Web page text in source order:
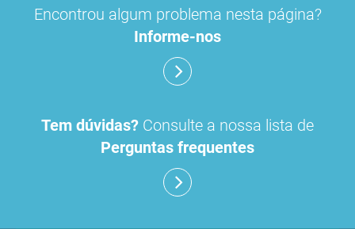
Encontrou algum problema nesta página?
Informe-nos
Tem dúvidas? Consulte a nossa lista de
Perguntas frequentes